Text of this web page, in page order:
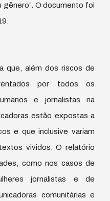
gênero”. O documento foi
que, além dos riscos de
por todos os
e jornalistas na
estão expostas a
e que inclusive variam
vividos. O relatório
como nos casos de
jornalistas e de
comunitárias e